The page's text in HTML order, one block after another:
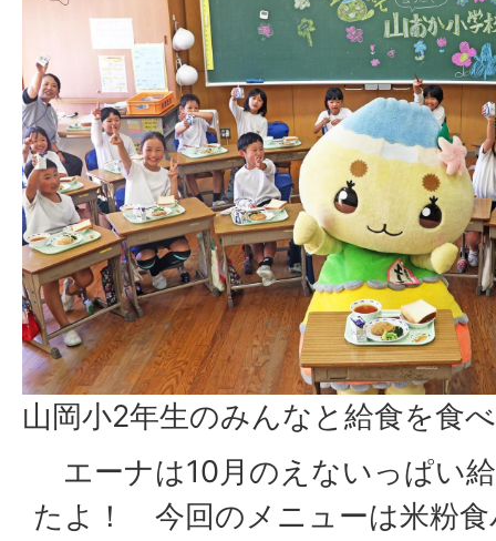
山岡小2年生のみんなと給食を食
エーナは10月のえないっぱい
たよ！ 今回のメニューは米粉食